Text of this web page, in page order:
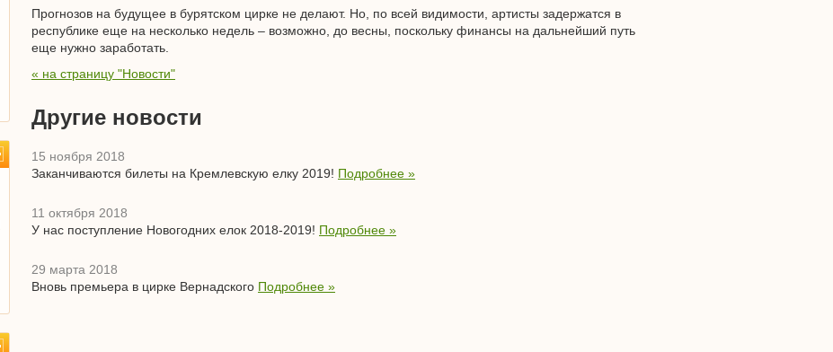
Прогнозов на будущее в бурятском цирке не делают. Но, по всей видимости, артисты задержатся в
республике еще на несколько недель – возможно, до весны, поскольку финансы на дальнейший путь
еще нужно заработать.
« на страницу "Новости"
Другие новости
15 ноября 2018
Заканчиваются билеты на Кремлевскую елку 2019! Подробнее »
11 октября 2018
У нас поступление Новогодних елок 2018-2019! Подробнее »
29 марта 2018
Вновь премьера в цирке Вернадского Подробнее »